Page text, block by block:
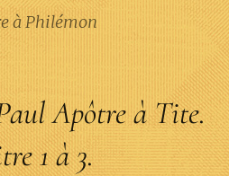
à Philémon
Apôtre à Tite.
1 à 3.